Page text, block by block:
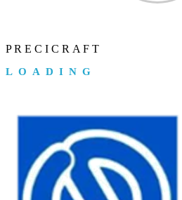
PR E C I C R A F T
LOADING